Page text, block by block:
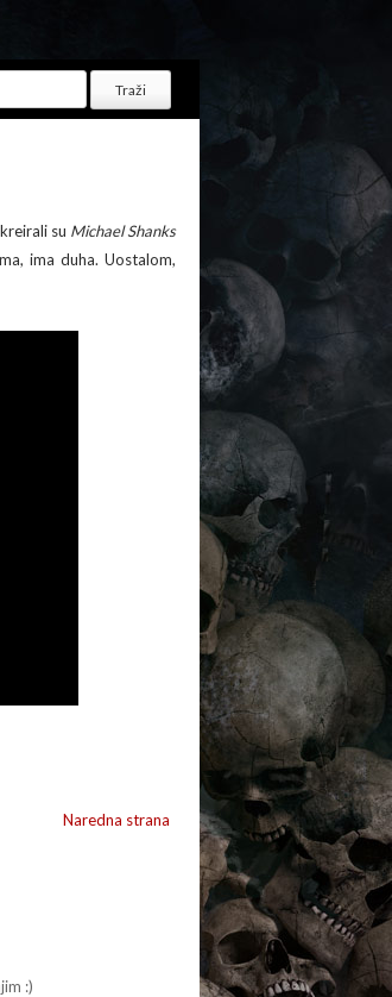
su Michael Shanks
ima duha. Uostalom,
Naredna strana
:)